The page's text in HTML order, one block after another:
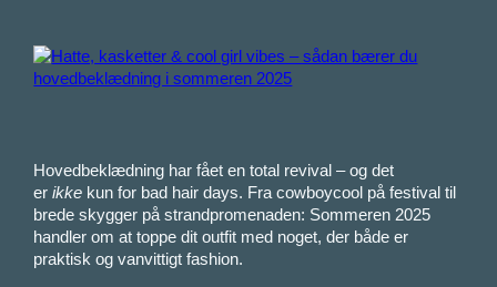
Hovedbeklædning har fået en total revival – og det
erikke kun for bad hair days. Fra cowboycool på festival til
brede skygger på strandpromenaden: Sommeren 2025
handler om at toppe dit outfit med noget, der både er
praktisk og vanvittigt fashion.